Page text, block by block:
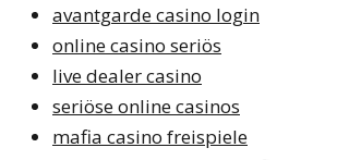
avantgarde casino login
online casino seriös
live dealer casino
seriöse online casinos
mafia casino freispiele